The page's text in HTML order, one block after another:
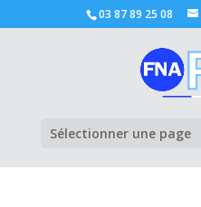
03 87 89 25 08
Sélectionner une page